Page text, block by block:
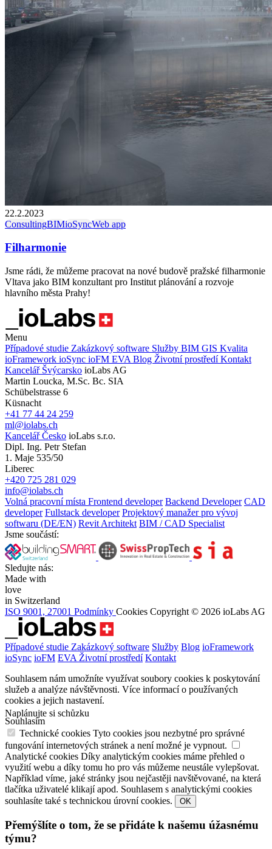
22.2.2023
ConsultingBIMioSyncWeb app
Filharmonie
Jsme rádi, že můžeme pracovat na nové budově pražské filharmonie
Vltava jako BIM konzultant pro Institut plánování a rozvoje
hlavního města Prahy!
Naplánujte si schůzku
Menu
Případové studie Zakázkový software Služby BIM GIS Kvalita
ioFramework ioSync ioFM EVA Blog Životní prostředíKontakt
Kancelář Švýcarsko ioLabs AG
Martin Loucka, M.Sc. Bc. SIA
Schübelstrasse 6
Küsnacht
+41 77 44 24 259
ml@iolabs.ch
Kancelář Česko ioLabs s.r.o.
Dipl. Ing. Petr Stefan
1. Maje 535/50
Liberec
+420 725 281 029
info@iolabs.ch
Volná pracovní místa Frontend developer Backend Developer CAD
developer Fullstack developer Projektový manažer pro vývoj
softwaru (DE/EN) Revit Architekt BIM / CAD Specialist
Jsme součástí:
Sledujte nás:
Made with
love
in Switzerland
ISO 9001, 27001 Podmínky Cookies Copyright © 2026 ioLabs AG
Případové studie Zakázkový software Služby Blog ioFramework
ioSync ioFM EVA Životní prostředí Kontakt
Souhlasem nám umožníte využívat soubory cookies k poskytování
služeb a analýze návštěvnosti. Více informací o používaných
cookies a jejich nastavení.
Souhlasím
Technické cookies Tyto cookies jsou nezbytné pro správné
fungování internetových stránek a není možné je vypnout.
Analytické cookies Díky analytickým cookies máme přehled o
využití webu a díky tomu ho pro vás můžeme neustále vylepšovat.
Například víme, jaké stránky jsou nejčastěji navštěvované, na která
tlačítka uživatelé klikají apod. Souhlasem s analytickými cookies
souhlasíte také s technickou úrovní cookies.
OK
Přemýšlíte o tom, že se přidáte k našemu úžasnému
týmu?